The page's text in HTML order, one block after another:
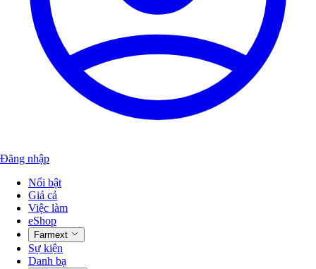
Đăng nhập
Nổi bật
Giá cả
Việc làm
eShop
Farmext
Sự kiện
Danh bạ